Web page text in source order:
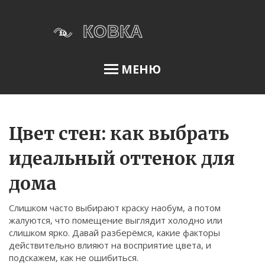
МЕНЮ
Меню
О нас
Условия использования
Политика конфиденциальности
ФЗ-152
Цвет стен: как выбрать
идеальный оттенок для
дома
Слишком часто выбирают краску наобум, а потом
жалуются, что помещение выглядит холодно или
слишком ярко. Давай разберёмся, какие факторы
действительно влияют на восприятие цвета, и
подскажем, как не ошибиться.